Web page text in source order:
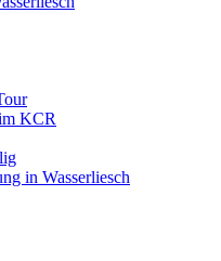
KCR
in Wasserliesch